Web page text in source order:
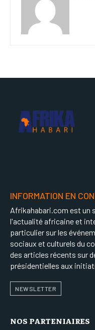
INFORMATION EN
Afrikahabari.com est un
l'actualité africaine et
particulier sur les
sociaux et culturels du
des articles récents sur
présidentielles aux
NEWSLETTER
NOS PARTENIAIRES